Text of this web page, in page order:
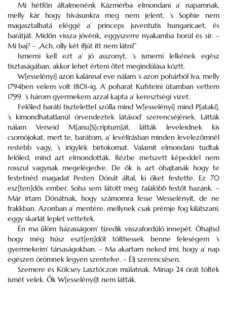
Mi hétfőn általmenénk Kázmérba elmondani a’ napamnak,
melly kár hogy hívásunkra meg nem jelent, ’s Sophie nem
magasztalhatá eléggé a’ princeps juventutis hungaricaet, és
barátját. Midőn vissza jövénk, eggyszerre nyakamba borúl és sír. –
Mi baj? – „Ach, olly két ifjút itt nem látni!”
Ismerni kell ezt a’ jó asszonyt, ’s ismerni lelkének egész
tisztaságában, akkor lehet érteni őtet megindúlása köztt.
W[esselényi] azon kalánnal eve nálam ’s azon pohárból íva, melly
1794ben velem volt 1801-ig. A’ poharat Kufsteini útamban vettem
1799. ’s három gyermekem azzal kapta a’ keresztségi vizet.
Felőled baráti tisztelettel szólla mind W[esselényi] mind P[ataki],
’s kimondhatatlanúl örvendeztek látásod’ szerencséjének. Látták
nálam Verseid M[anu]S[criptum]át, látták leveleidnek kis
csomójokat, mert te, barátom, a’ levélírásban minden levelezőmnél
restebb vagy, ’s irígylék birtokomat. Valamit elmondani tudtak
felőled, mind azt elmondották. Rézbe metszett képeddel nem
rosszul vagynak megelégedve. De ők is azt óhajtanák hogy te
festetnéd magadat Pesten Dónát által, ki őket festette. Ez 70
esz[ten]dős ember. Soha sem látott még találóbbfestőt hazánk. –
Már írtam Dónátnak, hogy számomra fesse Wesselényit, de ne
frakkban. Azonban a’ mentére, mellynek csak prémje fog kilátszani,
eggy skarlát leplet vettetek.
Én ma űlöm házasságom’ tízedik visszafordúló innepét. Óhajtsd
hogy még húsz eszt[en]dőt tölthessek benne feleségem ’s
gyermekeim’ társaságokban. – Ma akartam neked írni, hogy a’ nap
egészen örömnek legyen szentelve. – Élj szerencsésen.
Szemere és Kölcsey Lasztóczon múlatnak. Minap 24 órát tölték
ismét velek. Ők W[esselényi]t nem látták.